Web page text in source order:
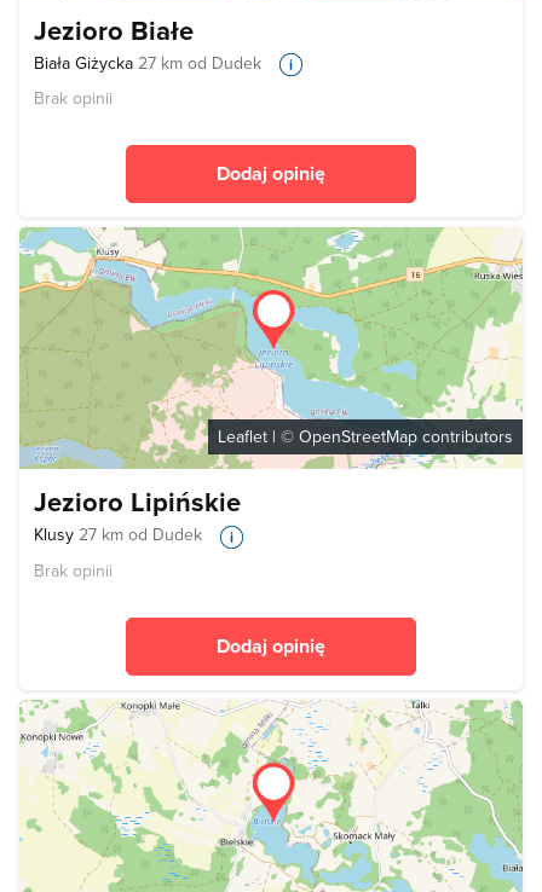
Jezioro Białe
Biała Giżycka 27 km od Dudek
Brak opinii
Dodaj opinię
Leaflet | © OpenStreetMap contributors
Jezioro Lipińskie
Klusy 27 km od Dudek
Brak opinii
Dodaj opinię